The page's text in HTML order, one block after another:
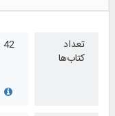
تعداد
کتاب‌ها
42 عنوان کتاب